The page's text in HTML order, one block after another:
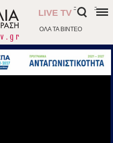
ΟΛΑ ΤΑ ΒΙΝΤΕΟ
LIVE TV
- -